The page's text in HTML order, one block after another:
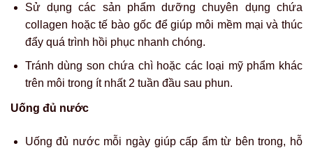
Sử dụng các sản phẩm dưỡng chuyên dụng chứa
collagen hoặc tế bào gốc để giúp môi mềm mại và thúc
đẩy quá trình hồi phục nhanh chóng.
Tránh dùng son chứa chì hoặc các loại mỹ phẩm khác
trên môi trong ít nhất 2 tuần đầu sau phun.
Uống đủ nước
Uống đủ nước mỗi ngày giúp cấp ẩm từ bên trong, hỗ